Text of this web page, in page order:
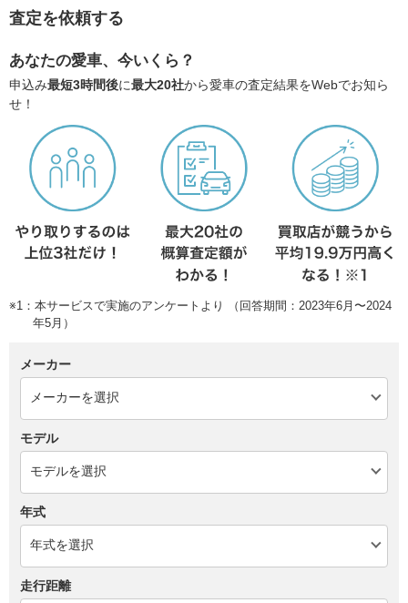
査定を依頼する
あなたの愛車、今いくら？
申込み最短3時間後に最大20社から愛車の査定結果をWebでお知ら
せ！
※1：本サービスで実施のアンケートより （回答期間：2023年6月〜2024
年5月）
メーカー
モデル
年式
走行距離